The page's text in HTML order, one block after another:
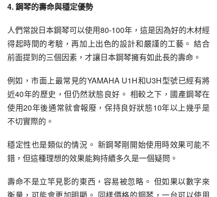
4. 鋼琴的壽命與穩定優勢
人們常說日本鋼琴可以使用80-100年，這是因為好的木材經
得起時間的考驗，再加上出色的設計和嚴謹的工藝。 結合
前面提到的三個因素，才讓日本鋼琴擁有如此長的壽命。
例如，市面上最常見的YAMAHA U1H和U3H型號已經有將
近40年的歷史，但仍然狀態良好。 相較之下，國產鋼琴在
使用20年後通常就會報廢，保持良好狀態10年以上幾乎是
不切實際的。
穩定性也是類似的情況。 新鋼琴剛開始使用時效果可能不
錯，但這種理想的效果能夠持續多久是一個疑問。
壽命不是立竿見影的東西，容易被忽略。 但如果以數字來
衡量，可能會更加明顯。 同樣價格的鋼琴，一台可以使用